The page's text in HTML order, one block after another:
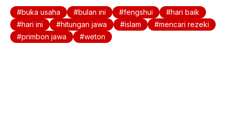
b
o
o
A
p
p
buka usaha bulan ini fengshui
hari baik
hari ini
hitungan jawa islam
mencari rezeki
primbon jawa
weton